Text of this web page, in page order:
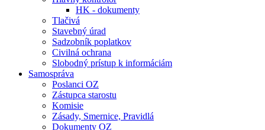
HK - dokumenty
Tlačivá
Stavebný úrad
Sadzobník poplatkov
Civilná ochrana
Slobodný prístup k informáciám
Samospráva
Poslanci OZ
Zástupca starostu
Komisie
Zásady, Smernice, Pravidlá
Dokumenty OZ